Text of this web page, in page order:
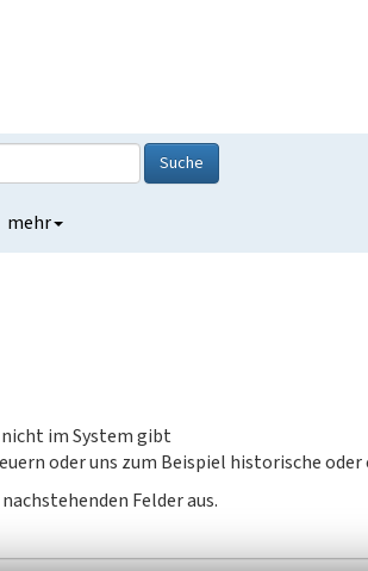
Suche
mehr
im System gibt
oder uns zum Beispiel historische oder
Felder aus.